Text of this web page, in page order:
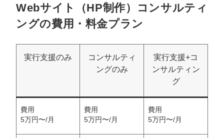
Webサイト（HP制作）コンサルティ
ングの費用・料金プラン
実行支援のみ
コンサルティ
ングのみ
実行支援+コ
ンサルティン
グ
費用
5万円〜/月
費用
5万円〜/月
費用
5万円〜/月